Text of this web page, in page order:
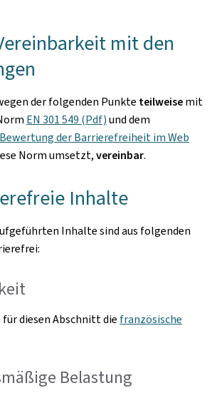
mit den
der folgenden Punkte teilweisemit
EN 301 549 (Pdf)und dem
der Barrierefreiheit im Web
Norm umsetzt,vereinbar.
Inhalte
Inhalte sind aus folgenden
diesen Abschnitt die französische
Belastung